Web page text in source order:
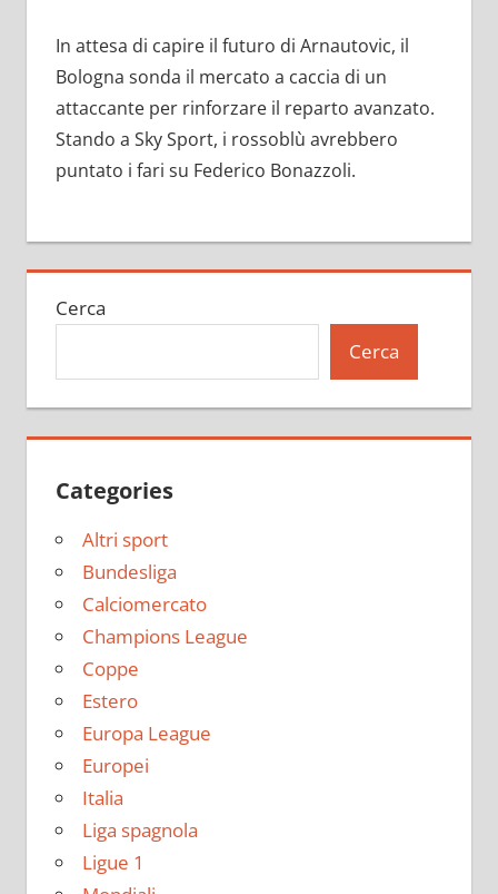
In attesa di capire il futuro di Arnautovic, il
Bologna sonda il mercato a caccia di un
attaccante per rinforzare il reparto avanzato.
Stando a Sky Sport, i rossoblù avrebbero
puntato i fari su Federico Bonazzoli.
Cerca
Cerca
Categories
Altri sport
Bundesliga
Calciomercato
Champions League
Coppe
Estero
Europa League
Europei
Italia
Liga spagnola
Ligue 1